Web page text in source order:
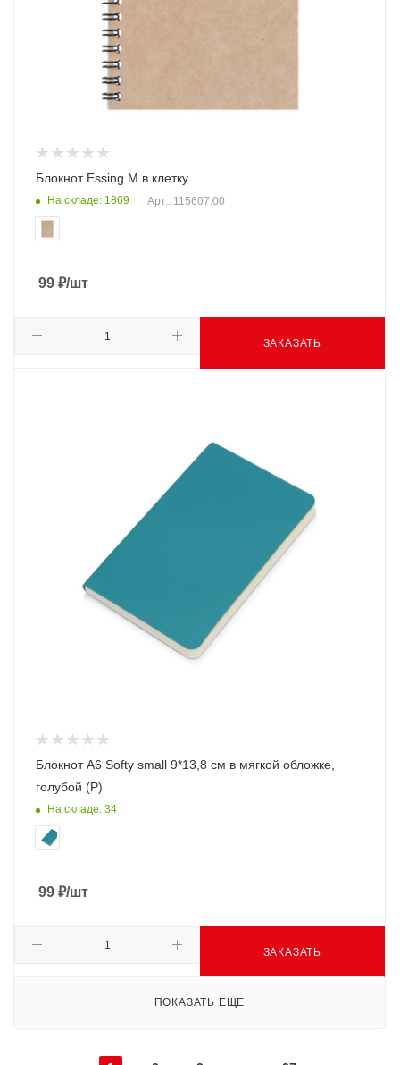
Блокнот Essing M в клетку
На складе: 1869 Арт.: 115607.00
99 ₽/шт
ЗАКАЗАТЬ
Блокнот А6 Softy small 9*13,8 см в мягкой обложке,
голубой (Р)
На складе: 34
99 ₽/шт
ЗАКАЗАТЬ
ПОКАЗАТЬ ЕЩЕ